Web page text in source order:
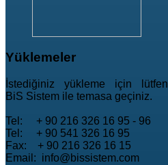
Yüklemeler
İstediğiniz yükleme için lütfen
BiS Sistem ile temasa geçiniz.
Tel: + 90 216 326 16 95 - 96
Tel: + 90 541 326 16 95
Fax: + 90 216 326 16 15
Email: info@bissistem.com